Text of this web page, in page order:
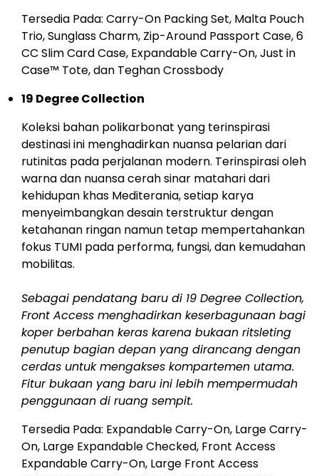
Tersedia Pada: Carry-On Packing Set, Malta Pouch
Trio, Sunglass Charm, Zip-Around Passport Case, 6
CC Slim Card Case, Expandable Carry-On, Just in
Case™ Tote, dan Teghan Crossbody
19 Degree Collection
Koleksi bahan polikarbonat yang terinspirasi
destinasi ini menghadirkan nuansa pelarian dari
rutinitas pada perjalanan modern. Terinspirasi oleh
warna dan nuansa cerah sinar matahari dari
kehidupan khas Mediterania, setiap karya
menyeimbangkan desain terstruktur dengan
ketahanan ringan namun tetap mempertahankan
fokus TUMI pada performa, fungsi, dan kemudahan
mobilitas.
Sebagai pendatang baru di 19 Degree Collection,
Front Access menghadirkan keserbagunaan bagi
koper berbahan keras karena bukaan ritsleting
penutup bagian depan yang dirancang dengan
cerdas untuk mengakses kompartemen utama.
Fitur bukaan yang baru ini lebih mempermudah
penggunaan di ruang sempit.
Tersedia Pada: Expandable Carry-On, Large Carry-
On, Large Expandable Checked, Front Access
Expandable Carry-On, Large Front Access